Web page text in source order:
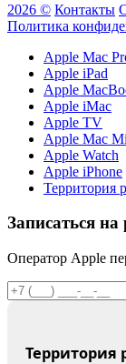
2026 © Контакты
Политика
Apple Mac
Apple iPad
Apple
Apple iMac
Apple TV
Apple Mac
Apple Watch
Apple iPhone
Территория
Записаться на
Оператор Apple
Территория